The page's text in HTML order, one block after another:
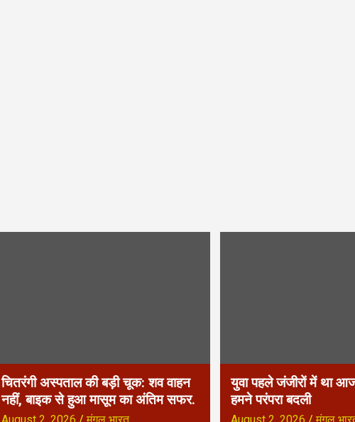
चितरंगी अस्पताल की बड़ी चूक: शव वाहन
नहीं, बाइक से हुआ मासूम का अंतिम सफर.
August 2, 2026 मंगल भारत
युवा पहले जंजीरों में था
हमने परंपरा बदली
August 2, 2026 मंगल